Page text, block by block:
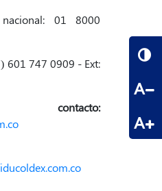
A
A
01 8000
601 747 0909 - Ext: